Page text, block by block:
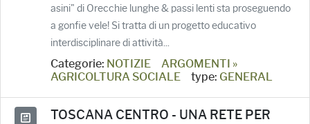
asini" di Orecchie lunghe & passi lenti sta proseguendo
a gonfie vele! Si tratta di un progetto educativo
interdisciplinare di attività...
Categorie: NOTIZIE
ARGOMENTI »
AGRICOLTURA SOCIALE
type: GENERAL
TOSCANA CENTRO - UNA RETE PER